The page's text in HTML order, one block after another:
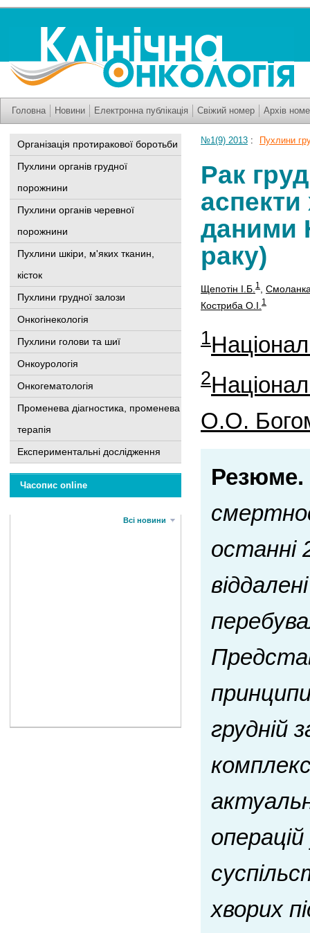
Головна Новини Електронна публікація Свіжий номер Архів
Організація протиракової боротьби
Пухлини органів грудної
порожнини
Пухлини органів черевної
порожнини
Пухлини шкіри, м'яких тканин,
кісток
Пухлини грудної залози
Онкогінекологія
Пухлини голови та шиї
Онкоурологія
Онкогематологія
Променева діагностика, променева
терапія
Експериментальні дослідження
Часопис online
Всі новини
№1(9) 2013 : Пухлини
Рак
аспекти
даними
раку)
Щепотін І.Б. 1
Смоланка
Костриба О.І.1
1
2
О.О.
Резюме.
останні
грудній
хворих